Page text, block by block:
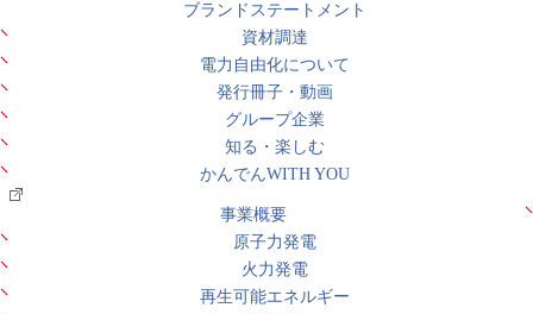
ブランドステートメント
資材調達
電力自由化について
発行冊子・動画
グループ企業
知る・楽しむ
かんでんWITH YOU
事業概要
原子力発電
火力発電
再生可能エネルギー